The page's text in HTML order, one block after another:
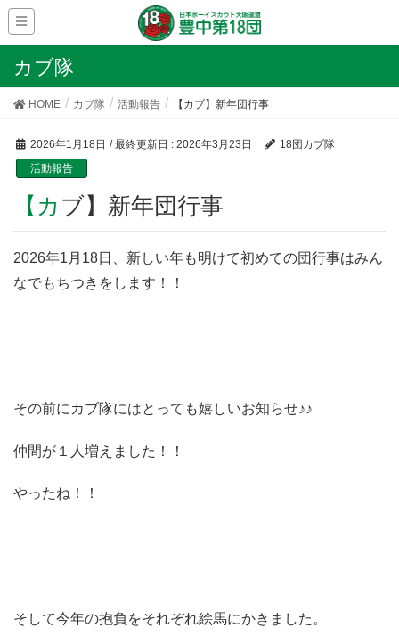
カブ隊
HOME カブ隊 活動報告 【カブ】新年団行事
2026年1月18日 / 最終更新日 : 2026年3月23日
18団カブ隊
活動報告
【カブ】新年団行事
2026年1月18日、新しい年も明けて初めての団行事はみん
なでもちつきをします！！
その前にカブ隊にはとっても嬉しいお知らせ♪♪
仲間が１人増えました！！
やったね！！
そして今年の抱負をそれぞれ絵馬にかきました。